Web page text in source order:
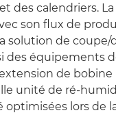
des calendriers.
son flux de
solution de coupe/
des équipements
de
unité de ré-
optimisées lors de